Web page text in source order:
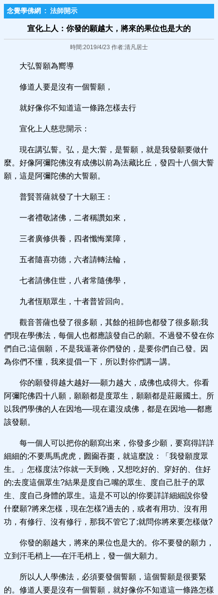
念覺學佛網 : 法師開示
宣化上人：你發的願越大，將來的果位也是大的
時間:2019/4/23 作者:清凡居士
大弘誓願為嚮導
修道人要是沒有一個誓願，
就好像你不知道這一條路怎樣去行
宣化上人慈悲開示：
現在講弘誓。弘，是大;誓，是誓願，就是我發願要做什
麼。好像阿彌陀佛沒有成佛以前為法藏比丘，發四十八個大誓
願，這是阿彌陀佛的大誓願。
普賢菩薩就發了十大願王：
一者禮敬諸佛，二者稱讚如來，
三者廣修供養，四者懺悔業障，
五者隨喜功德，六者請轉法輪，
七者請佛住世，八者常隨佛學，
九者恆順眾生，十者普皆回向。
觀音菩薩也發了很多願，其餘的祖師也都發了很多願;我
們現在學佛法，每個人也都應該發自己的願。不過發不發在你
們自己;這個願，不是我逼著你們發的，是要你們自己發。因
為你們不懂，我來提倡一下，所以對你們講一講。
你的願發得越大越好──願力越大，成佛也成得大。你看
阿彌陀佛四十八願，願願都是度眾生，願願都是莊嚴國土。所
以我們學佛的人在因地──現在還沒成佛，都是在因地──都應
該發願。
每一個人可以把你的願寫出來，你發多少願，要寫得詳詳
細細的;不要馬馬虎虎，囫圇吞棗，就這麼說：「我發願度眾
生。」怎樣度法?你就一天到晚，又想吃好的、穿好的、住好
的;去度這個眾生?結果是度自己嘴的眾生、度自己肚子的眾
生、度自己身體的眾生。這是不可以的!你要詳詳細細說你發
什麼願?將來怎樣，現在怎樣?過去的，或者有用功、沒有用
功，有修行、沒有修行，那我不管它了;就問你將來要怎樣做?
你發的願越大，將來的果位也是大的。你不要發的願力，
立到汗毛梢上──在汗毛梢上，發一個大願力。
所以人人學佛法，必須要發個誓願，這個誓願是很要緊
的。修道人要是沒有一個誓願，就好像你不知道這一條路怎樣